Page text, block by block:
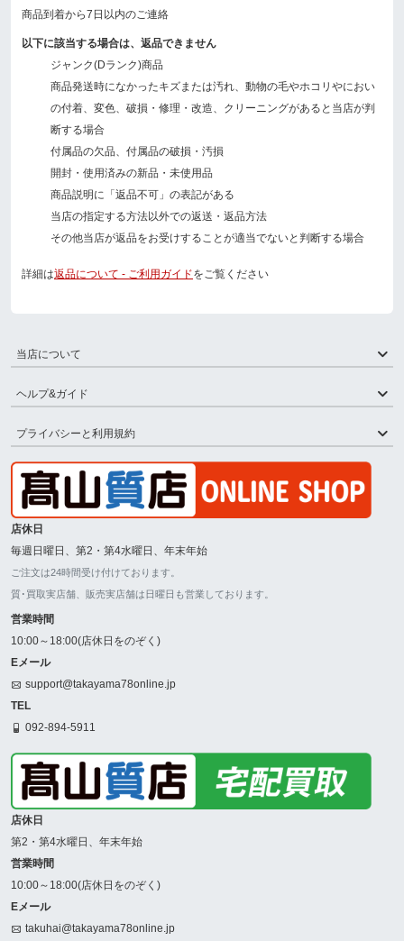
商品到着から7日以内のご連絡
以下に該当する場合は、返品できません
ジャンク(Dランク)商品
商品発送時になかったキズまたは汚れ、動物の毛やホコリやにおい
の付着、変色、破損・修理・改造、クリーニングがあると当店が判
断する場合
付属品の欠品、付属品の破損・汚損
開封・使用済みの新品・未使用品
商品説明に「返品不可」の表記がある
当店の指定する方法以外での返送・返品方法
その他当店が返品をお受けすることが適当でないと判断する場合
詳細は返品について - ご利用ガイドをご覧ください
当店について
ヘルプ&ガイド
プライバシーと利用規約
店休日
毎週日曜日、第2・第4水曜日、年末年始
ご注文は24時間受け付けております。
質･買取実店舗、販売実店舗は日曜日も営業しております。
営業時間
10:00～18:00(店休日をのぞく)
Eメール
support@takayama78online.jp
TEL
092-894-5911
店休日
第2・第4水曜日、年末年始
営業時間
10:00～18:00(店休日をのぞく)
Eメール
takuhai@takayama78online.jp